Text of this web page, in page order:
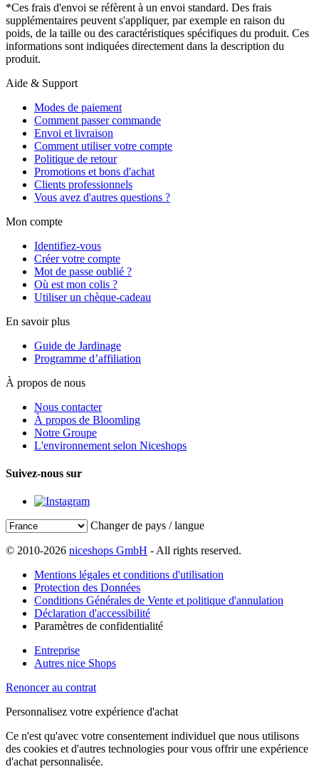
*Ces frais d'envoi se réfèrent à un envoi standard. Des frais
supplémentaires peuvent s'appliquer, par exemple en raison du
poids, de la taille ou des caractéristiques spécifiques du produit. Ces
informations sont indiquées directement dans la description du
produit.
Aide & Support
Modes de paiement
Comment passer commande
Envoi et livraison
Comment utiliser votre compte
Politique de retour
Promotions et bons d'achat
Clients professionnels
Vous avez d'autres questions ?
Mon compte
Identifiez-vous
Créer votre compte
Mot de passe oublié ?
Où est mon colis ?
Utiliser un chèque-cadeau
En savoir plus
Guide de Jardinage
Programme d’affiliation
À propos de nous
Nous contacter
À propos de Bloomling
Notre Groupe
L'environnement selon Niceshops
Suivez-nous sur
Changer de pays / langue
© 2010-2026 niceshops GmbH - All rights reserved.
Mentions légales et conditions d'utilisation
Protection des Données
Conditions Générales de Vente et politique d'annulation
Déclaration d'accessibilité
Paramètres de confidentialité
Entreprise
Autres nice Shops
Renoncer au contrat
Personnalisez votre expérience d'achat
Ce n'est qu'avec votre consentement individuel que nous utilisons
des cookies et d'autres technologies pour vous offrir une expérience
d'achat personnalisée.